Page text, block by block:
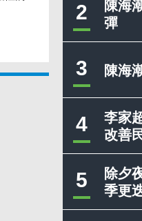
2
陳海
彈
3 陳海
4
李家
改善
5
除夕
季更